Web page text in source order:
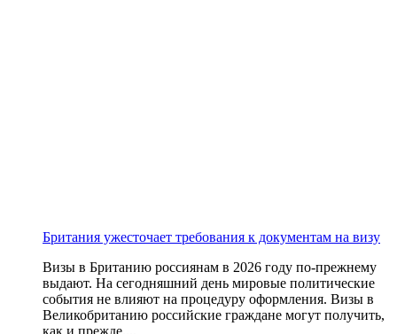
Британия ужесточает требования к документам на визу
Визы в Британию россиянам в 2026 году по-прежнему
выдают. На сегодняшний день мировые политические
события не влияют на процедуру оформления. Визы в
Великобританию российские граждане могут получить,